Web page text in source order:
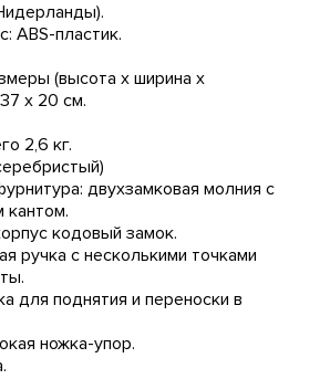
ABS-пластик.
(высота х ширина х
х 20 см.
2,6 кг.
двухзамковая молния с
кантом.
кодовый замок.
ручка с несколькими точками
для поднятия и переноски в
ножка-упор.